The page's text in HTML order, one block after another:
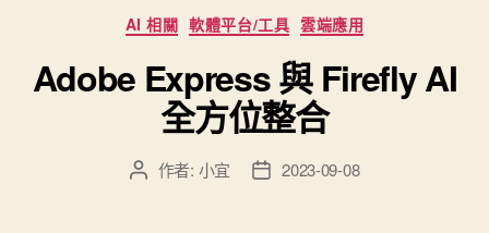
本”
分
類
AI 相關 軟體平台/工具 雲端應用
Adobe Express 與 Firefly AI
全方位整合
文 作者: 小宜
文 2023-09-08